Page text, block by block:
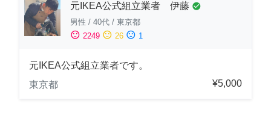
元IKEA公式組立業者 伊藤 check_circle
男性 / 40代 / 東京都
sentiment_satisfied 2249 sentiment_neutral 26 sentiment_dissatisfied 1
元IKEA公式組立業者です。
東京都
¥5,000